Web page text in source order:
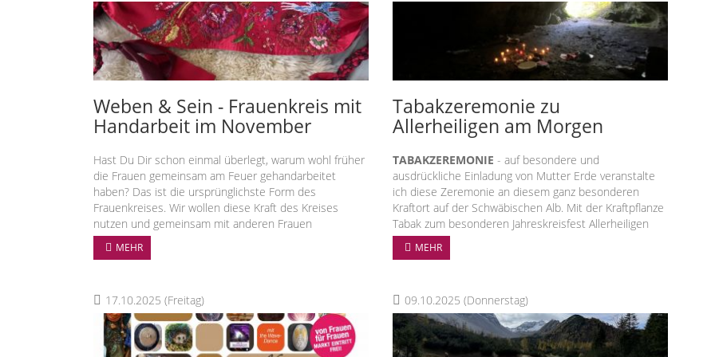
Verlosung - 22.02. ab 15.30 Uhr
Weben & Sein - Frauenkreis mit
Handarbeit im November
Hast Du Dir schon einmal überlegt, warum wohl früher
die Frauen gemeinsam am Feuer gehandarbeitet
haben? Das ist die ursprünglichste Form des
Frauenkreises. Wir wollen diese Kraft des Kreises
nutzen und gemeinsam mit anderen Frauen
handarbeiten.
Wir arbeiten an vier Abenden, jede an einem eigenen
Kraftgürtel. Dieser wird Deine eigene Geschichte,
Herausforderungen oder Besonderheiten Deines
Lebens auf Deine Weise zeigen. Denn alle Deine
MEHR
Tabakzeremonie zu
Allerheiligen am Morgen
TABAKZEREMONIE - auf besondere und
ausdrückliche Einladung von Mutter Erde veranstalte
ich diese Zeremonie an diesem ganz besonderen
Kraftort auf der Schwäbischen Alb. Mit der Kraftpflanze
Tabak zum besonderen Jahreskreisfest Allerheiligen
(dieses Jahr, ein Tag später) und der Kraft unserer
Ahnen♥️ - ruft es Dich?
MEHR
17.10.2025 (Freitag) 09.10.2025 (Donnerstag)